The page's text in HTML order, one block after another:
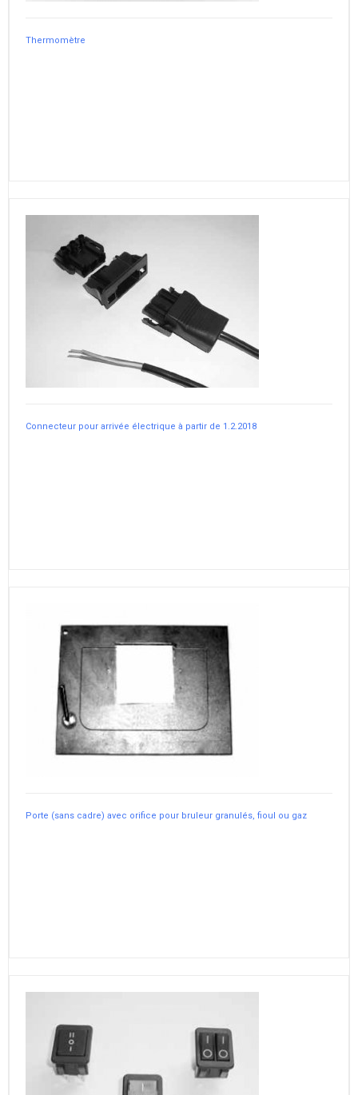
Thermomètre
Connecteur pour arrivée électrique à partir de 1.2.2018
Porte (sans cadre) avec orifice pour bruleur granulés, fioul ou gaz